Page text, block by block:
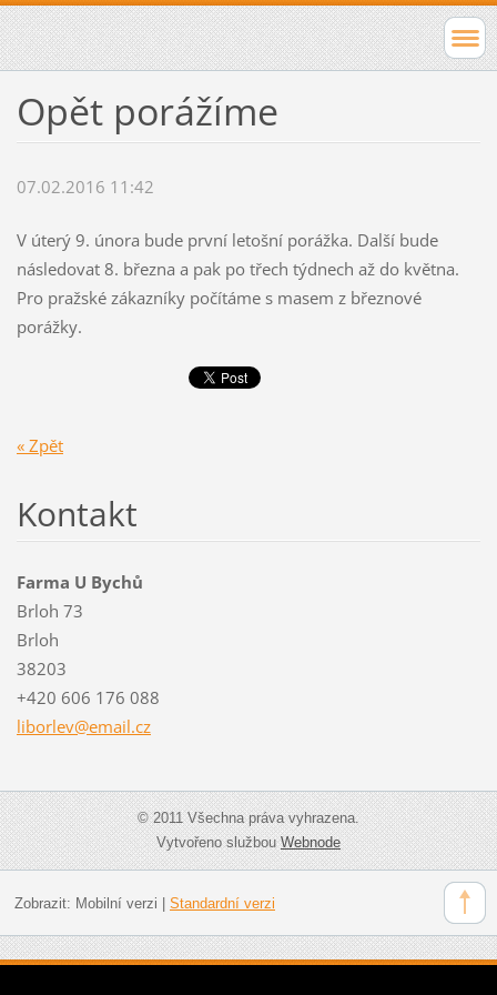
Opět porážíme
07.02.2016 11:42
V úterý 9. února bude první letošní porážka. Další bude
následovat 8. března a pak po třech týdnech až do května.
Pro pražské zákazníky počítáme s masem z březnové
porážky.
« Zpět
Kontakt
Farma U Bychů
Brloh 73
Brloh
38203
+420 606 176 088
liborlev@email.cz
© 2011 Všechna práva vyhrazena.
Vytvořeno službouWebnode
Zobrazit: Mobilní verzi Standardní verzi